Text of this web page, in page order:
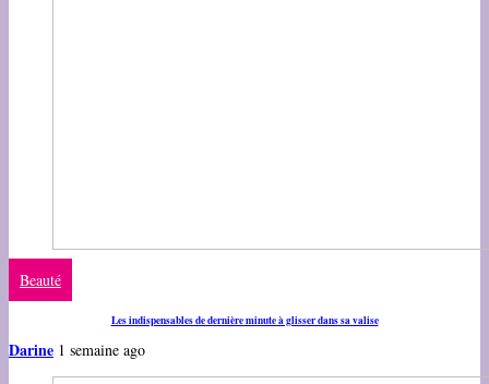
Beauté
Les indispensables de dernière minute à glisser dans sa valise
Darine 1 semaine ago